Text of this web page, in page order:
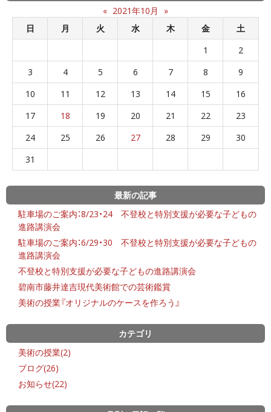
« 2021年10月
»
日
月 火 水 木 金
土
1
2
3
4 5 6 7 8
9
10
11 12 13 14 15
16
17
18 19 20 21 22
23
24
25 26 27 28 29
30
31
最新の記事
駐車場のご案内：8/23・24 不登校と特別支援が必要な子どもの
進路講演会
駐車場のご案内：6/29・30 不登校と特別支援が必要な子どもの
進路講演会
不登校と特別支援が必要な子どもの進路講演会
碧南市藤井達吉現代美術館での芸術鑑賞
美術の授業『オリジナルのケースを作ろう』
カテゴリ
美術の授業(2)
ブログ(26)
お知らせ(22)